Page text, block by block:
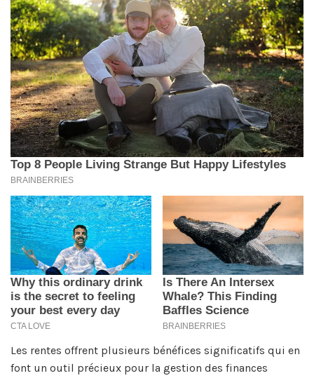
Les rentes offrent plusieurs bénéfices significatifs qui en
font un outil précieux pour la gestion des finances